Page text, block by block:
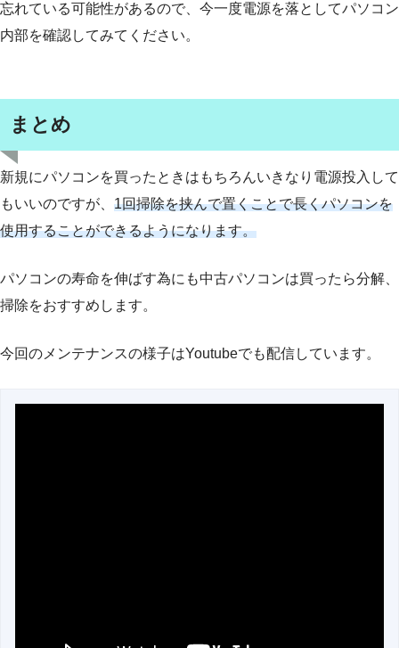
忘れている可能性があるので、今一度電源を落としてパソコン
内部を確認してみてください。
まとめ
新規にパソコンを買ったときはもちろんいきなり電源投入して
もいいのですが、 1回掃除を挟んで置くことで長くパソコンを
使用することができるようになります。
パソコンの寿命を伸ばす為にも中古パソコンは買ったら分解、
掃除をおすすめします。
今回のメンテナンスの様子はYoutubeでも配信しています。